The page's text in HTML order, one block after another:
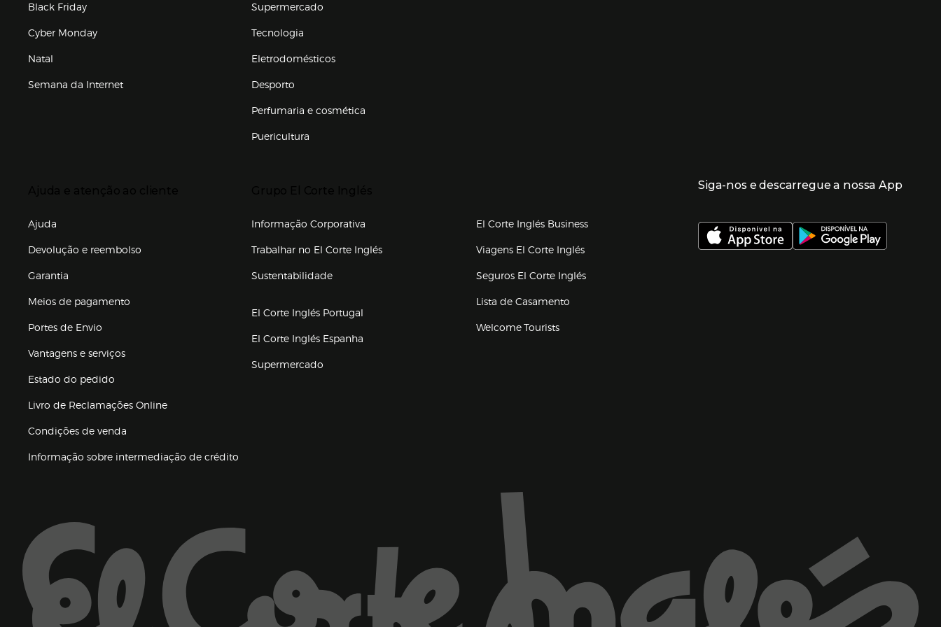
Black Friday
Cyber Monday
Natal
Semana da Internet
Supermercado
Tecnologia
Eletrodomésticos
Desporto
Perfumaria e cosmética
Puericultura
Ajuda
Devolução e reembolso
Garantia
Meios de pagamento
Portes de Envio
Vantagens e serviços
Estado do pedido
Livro de Reclamações Online
Condições de venda
Informação sobre intermediação de crédito
Informação Corporativa
Trabalhar no El Corte Inglés(abre en nueva ventana)
Sustentabilidade
El Corte Inglés Portugal
El Corte Inglés Espanha
Supermercado
El Corte Inglés Business
Viagens El Corte Inglés(abre en nueva ventana)
Seguros El Corte Inglés(abre en nueva ventana)
Lista de Casamento
Welcome Tourists
Enlaces de grupo el corte inglés
Siga-nos e descarregue a nossa App
Marca El Corte Inglés